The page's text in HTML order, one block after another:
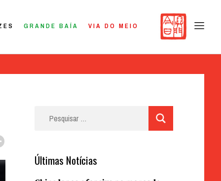
GRANDE BAÍA VIA DO MEIO
Últimas Notícias